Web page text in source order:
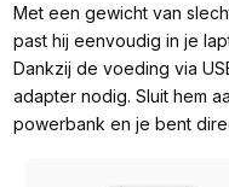
Met een gewicht van
past hij eenvoudig in je
Dankzij de voeding via
adapter nodig. Sluit hem
powerbank en je bent